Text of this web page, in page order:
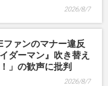
2026/8/7
ァンのマナー違反
ダーマン』吹き替え
」の歓声に批判
2026/8/7